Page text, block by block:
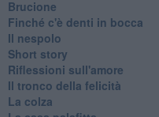
Brucione
Finché c'è denti in bocca
Il nespolo
Short story
Riflessioni sull'amore
Il tronco della felicità
La colza